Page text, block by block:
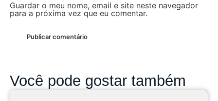
Guardar o meu nome, email e site neste navegador
para a próxima vez que eu comentar.
Você pode gostar também